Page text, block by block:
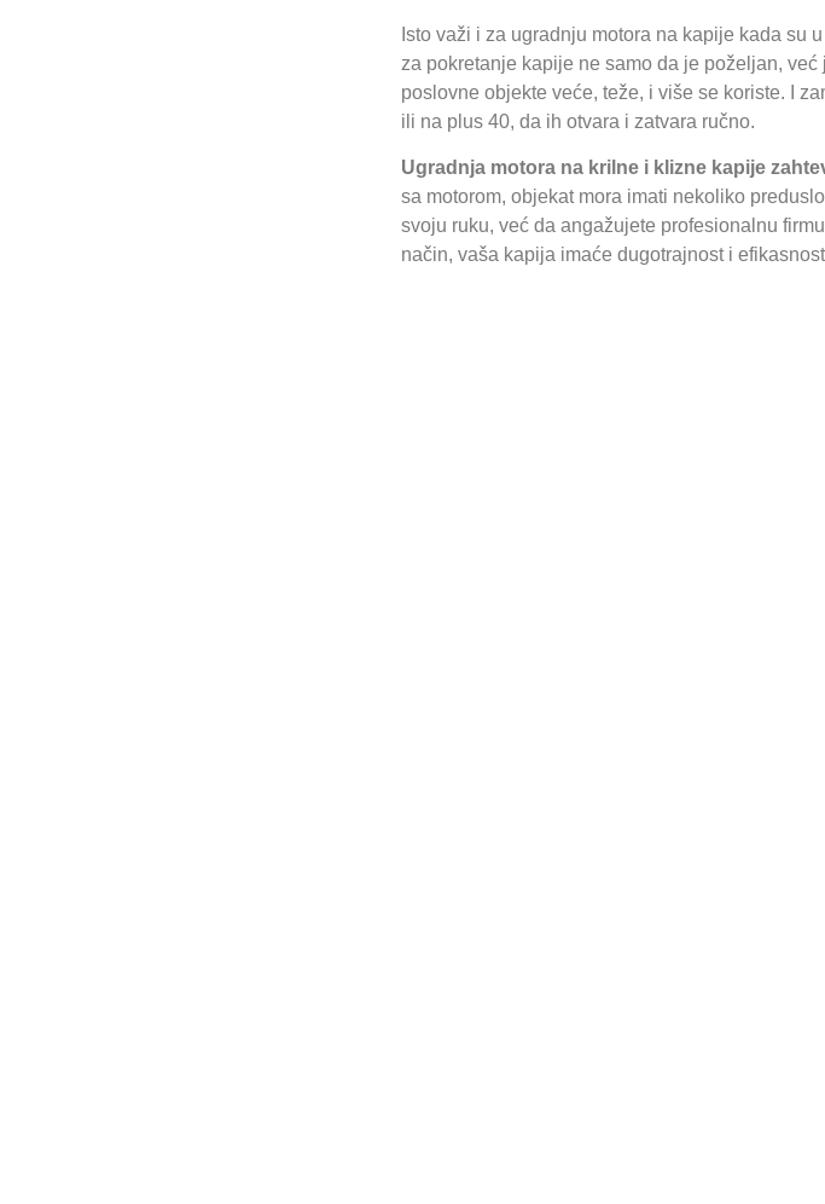
Isto važi i za ugradnju motora na kapije kada su
za pokretanje kapije ne samo da je poželjan,
poslovne objekte veće, teže, i više se koriste. I
ili na plus 40, da ih otvara i zatvara ručno.
Ugradnja motora na krilne i klizne kapije
sa motorom, objekat mora imati nekoliko
svoju ruku, već da angažujete profesionalnu
način, vaša kapija imaće dugotrajnost i